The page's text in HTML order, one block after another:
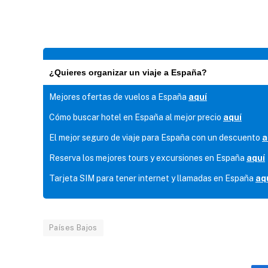
¿Quieres organizar un viaje a España?
Mejores ofertas de vuelos a España aquí
Cómo buscar hotel en España al mejor precio aquí
El mejor seguro de viaje para España con un descuento
Reserva los mejores tours y excursiones en España aquí
Tarjeta SIM para tener internet y llamadas en España
Países Bajos